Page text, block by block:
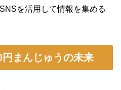
を活用して情報を集める
まんじゅうの未来